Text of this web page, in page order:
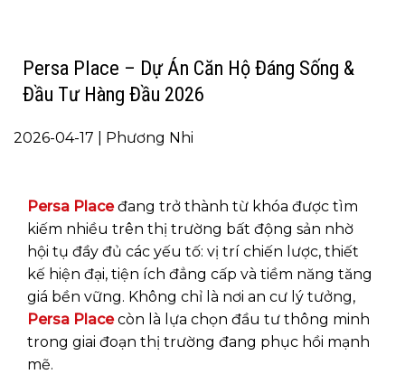
Persa Place – Dự Án Căn Hộ Đáng Sống &
Đầu Tư Hàng Đầu 2026
2026-04-17 | Phương Nhi
Persa Placeđang trở thành từ khóa được tìm
kiếm nhiều trên thị trường bất động sản nhờ
hội tụ đầy đủ các yếu tố: vị trí chiến lược, thiết
kế hiện đại, tiện ích đẳng cấp và tiềm năng tăng
giá bền vững. Không chỉ là nơi an cư lý tưởng,
Persa Placecòn là lựa chọn đầu tư thông minh
trong giai đoạn thị trường đang phục hồi mạnh
mẽ.